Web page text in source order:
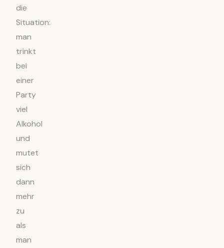
die
Situation:
man
trinkt
bei
einer
Party
viel
Alkohol
und
mutet
sich
dann
mehr
zu
als
man